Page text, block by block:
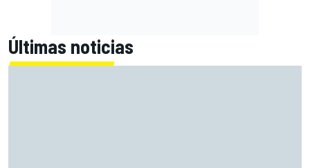
Últimas noticias